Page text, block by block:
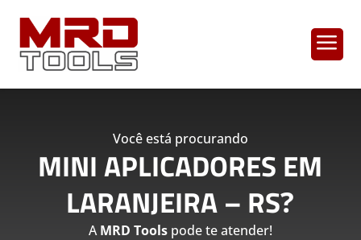
a
Você está procurando
MINI APLICADORES EM
LARANJEIRA – RS?
AMRD Toolspode te atender!